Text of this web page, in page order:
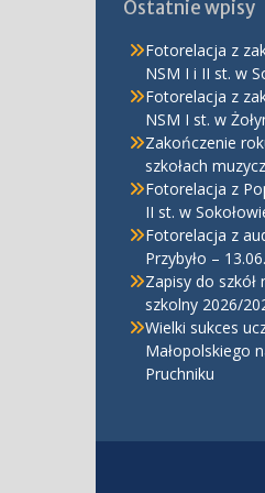
Ostatnie wpisy
Fotorelacja z
NSM I i II st. w
Fotorelacja z
NSM I st. w
Zakończenie
szkołach
Fotorelacja z
II st. w
Fotorelacja z
Przybyło –
Zapisy do
szkolny 2026/
Wielki sukces
Małopolskiego
Pruchniku